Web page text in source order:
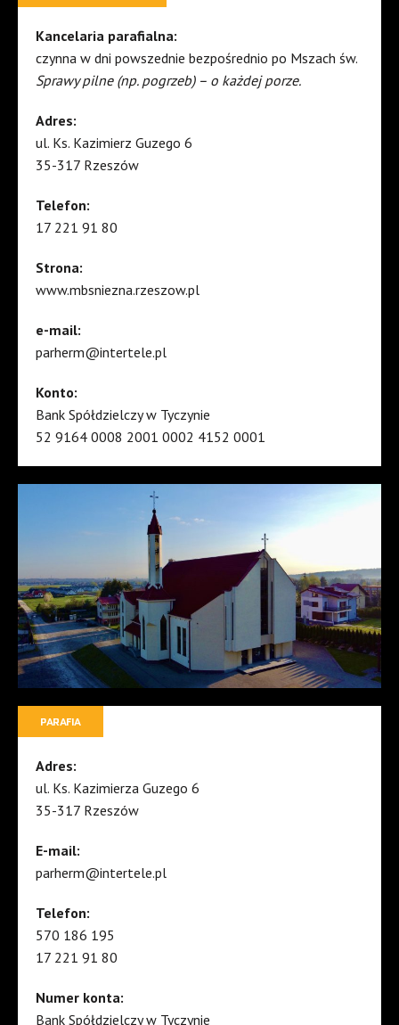
Kancelaria parafialna:
czynna w dni powszednie bezpośrednio po Mszach św.
Sprawy pilne (np. pogrzeb) – o każdej porze.
Adres:
ul. Ks. Kazimierz Guzego 6
35-317 Rzeszów
Telefon:
17 221 91 80
Strona:
www.mbsniezna.rzeszow.pl
e-mail:
parherm@intertele.pl
Konto:
Bank Spółdzielczy w Tyczynie
52 9164 0008 2001 0002 4152 0001
PARAFIA
Adres:
ul. Ks. Kazimierza Guzego 6
35-317 Rzeszów
E-mail:
parherm@intertele.pl
Telefon:
570 186 195
17 221 91 80
Numer konta:
Bank Spółdzielczy w Tyczynie